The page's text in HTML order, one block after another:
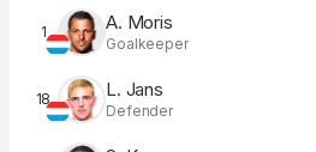
1 A. Moris
Goalkeeper
18 L. Jans
Defender